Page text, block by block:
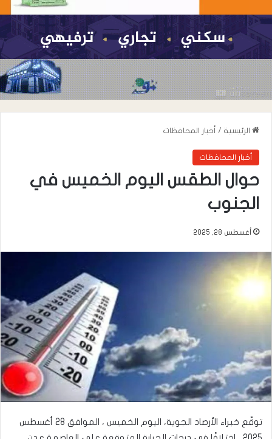
الرئيسية / أخبار المحافظات
أخبار المحافظات
حوال الطقس اليوم الخميس في
الجنوب
أغسطس 28, 2025
توقّع خبراء الأرصاد الجوية، اليوم الخميس ، الموافق 28 أغسطس